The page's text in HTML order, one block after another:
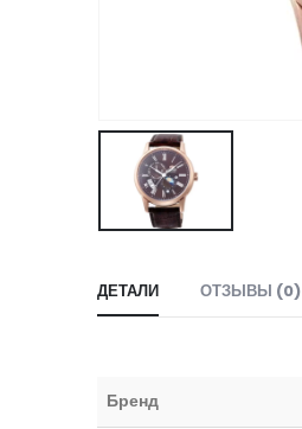
ДЕТАЛИ ОТЗЫВЫ (0)
Бренд